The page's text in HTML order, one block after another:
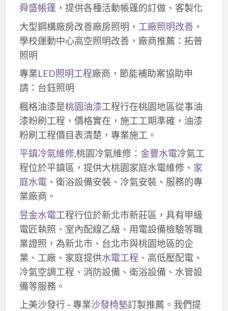
舜盛帳篷，提供各種活動帳篷的訂做、客製化
大型鋼構廠房改善廠房照明， 工廠照明改善，
學校運動中心高空照明改善，廠商推薦：拓普
照明
專業LED照明工程廠商，節能補助案協助申
請：台鈺照明
楓格油漆是桃園油漆工程行在桃園地區從事油
漆粉刷工程，價格實在，施工工期準確，油漆
粉刷工程價目表清楚，專業施工。
平鎮冷氣維修,桃園冷氣維修： 金豐水電冷氣工
程位於平鎮區，提供大桃園家庭水電維修、 家
庭水電、衛浴設備安裝、冷氣安裝、服務的專
業廠商。
昱金水電工程行位於新北市新莊區，具有甲級
電匠執照、室內配線乙級、用電設備檢驗等職
業證照，為新北市、台北市與桃園地區的企
業、工廠、家庭提供水電工程 、高低壓配電、
冷氣空調工程、消防設備、衛浴設備、水管設
備等服務。
上美沙發行 – 專業沙發椅墊訂製推薦。我們提